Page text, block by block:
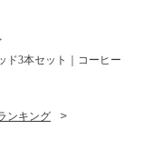
ド3本セット｜コーヒー
ンキング